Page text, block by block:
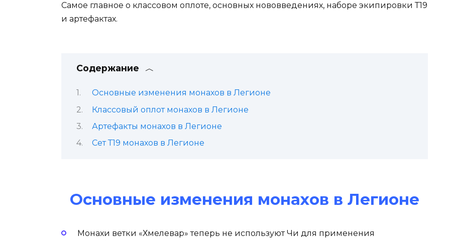
Самое главное о классовом оплоте, основных нововведениях, наборе экипировки Т19
и артефактах.
Содержание
Основные изменения монахов в Легионе
Классовый оплот монахов в Легионе
Артефакты монахов в Легионе
Сет Т19 монахов в Легионе
Основные изменения монахов в Легионе
Монахи ветки «Хмелевар» теперь не используют Чи для применения